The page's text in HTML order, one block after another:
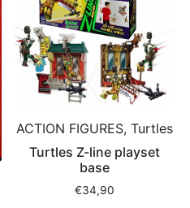
ACTION FIGURES, Turtles
Turtles Z-line playset
base
€34,90